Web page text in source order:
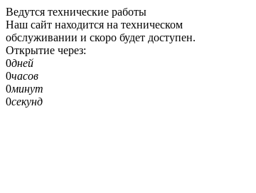
Ведутся технические работы
Наш сайт находится на техническом
обслуживании и скоро будет доступен.
Открытие через:
0дней
0часов
0минут
0секунд